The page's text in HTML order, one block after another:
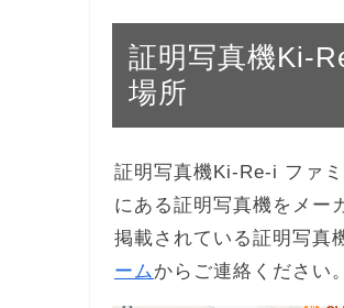
証明写真機Ki-
場所
証明写真機Ki-Re-i ファ
にある証明写真機をメー
掲載されている証明写真
ーム からご連絡ください。